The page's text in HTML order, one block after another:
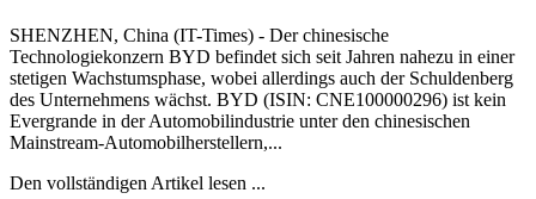
SHENZHEN, China (IT-Times) - Der chinesische
Technologiekonzern BYD befindet sich seit Jahren nahezu in einer
stetigen Wachstumsphase, wobei allerdings auch der Schuldenberg
des Unternehmens wächst. BYD (ISIN: CNE100000296) ist kein
Evergrande in der Automobilindustrie unter den chinesischen
Mainstream-Automobilherstellern,...
Den vollständigen Artikel lesen ...